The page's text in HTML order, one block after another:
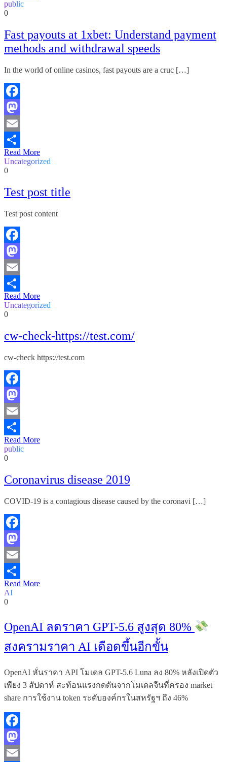
public
0
Fast payouts at 1xbet: Understand payment
methods and withdrawal speeds
In the world of online casinos, fast payouts are a cruc […]
Facebook
Mastodon
Email
Share
Read More
Uncategorized
0
Test post title
Test post content
Facebook
Mastodon
Email
Share
Read More
Uncategorized
0
cw-check-https://test.com/
cw-check https://test.com
Facebook
Mastodon
Email
Share
Read More
public
0
Coronavirus disease 2019
COVID-19 is a contagious disease caused by the coronavi […]
Facebook
Mastodon
Email
Share
Read More
AI
0
OpenAI ลดราคา GPT-5.6 สูงสุด 80%
สงครามราคา AI เดือดขึ้นอีกขั้น
OpenAI หั่นราคา API โมเดล GPT-5.6 Luna ลง 80% หลังเปิดตัว
เพียง 3 สัปดาห์ สะท้อนแรงกดดันจากโมเดลจีนที่ครอง market
share การใช้งาน token ระดับองค์กรในสหรัฐฯ ถึง 46%
Facebook
Mastodon